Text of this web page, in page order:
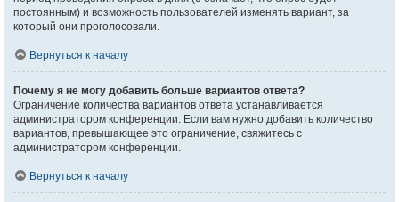
постоянным) и возможность пользователей изменять вариант, за
который они проголосовали.
Вернуться к началу
Почему я не могу добавить больше вариантов ответа?
Ограничение количества вариантов ответа устанавливается
администратором конференции. Если вам нужно добавить количество
вариантов, превышающее это ограничение, свяжитесь с
администратором конференции.
Вернуться к началу